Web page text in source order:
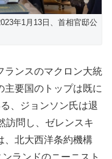
年1月13日、首相官邸公
ランスのマクロン大統
主要国のトップは既に
、ジョンソン氏は退
訪問し、ゼレンスキ
、北大西洋条約機構